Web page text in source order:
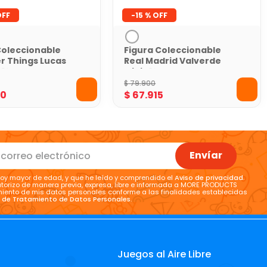
Things Lucas
-15 %
Figura Coleccionable
Real Madrid Valverde
Minix 12 cm
$79.900
$ 67.915
Envíar
mayor de edad, y que he leído y comprendido elAviso de privacidad.
de manera previa, expresa, libre e informada a MORE PRODUCTS
de mis datos personales conforme a las finalidades establecidas
Tratamiento de Datos Personales.
Juegos al Aire Libre